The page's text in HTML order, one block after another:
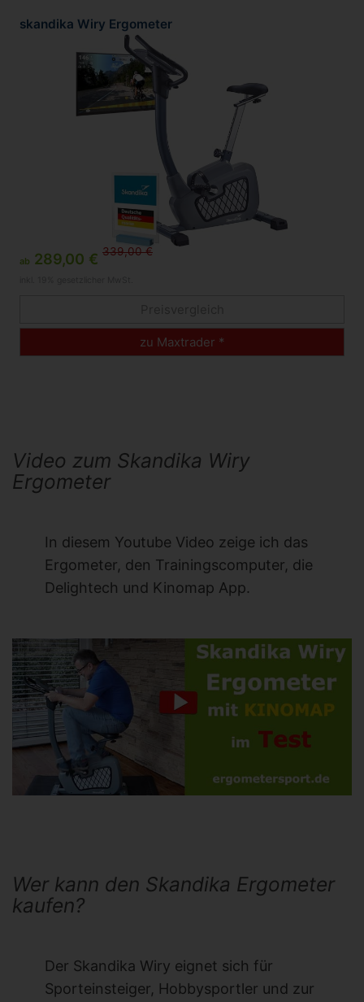
skandika Wiry Ergometer
ab 289,00 € 339,00 €
zu Maxtrader *
Video zum Skandika Wiry
Ergometer
In diesem Youtube Video zeige ich das
Ergometer, den Trainingscomputer, die
Delightech und Kinomap App.
Wer kann den Skandika Ergometer
kaufen?
Der Skandika Wiry eignet sich für
Sporteinsteiger, Hobbysportler und zur